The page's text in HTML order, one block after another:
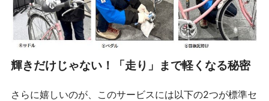
輝きだけじゃない！「走り」まで軽くなる秘密
さらに嬉しいのが、このサービスには以下の2つが標準セ